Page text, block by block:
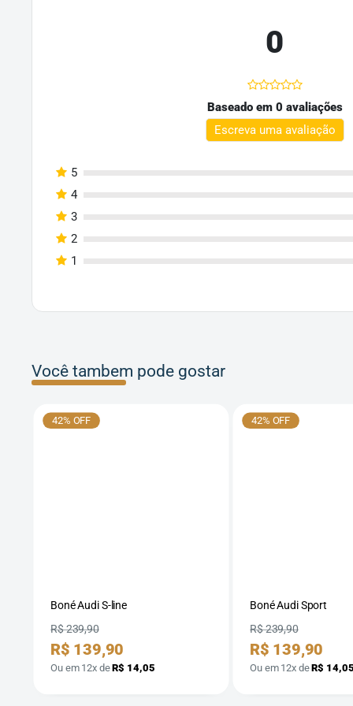
0
Baseado em 0 avaliações
Escreva uma avaliação
5
4
3
2
1
Você tambem pode gostar
42% OFF
Boné Audi S-line
Preço
por
R$ 139,90
Preço
R$ 239,90
Ou em 12x deR$ 14,05
42% OFF
Boné Audi Sport
Preço
por
R$ 139,90
Preço
R$ 239,90
Ou em 12x deR$ 14,05